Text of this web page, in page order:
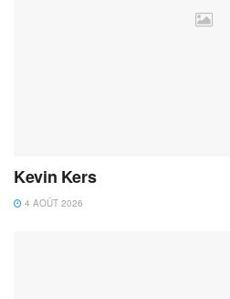
Kevin Kers
4 AOÛT 2026